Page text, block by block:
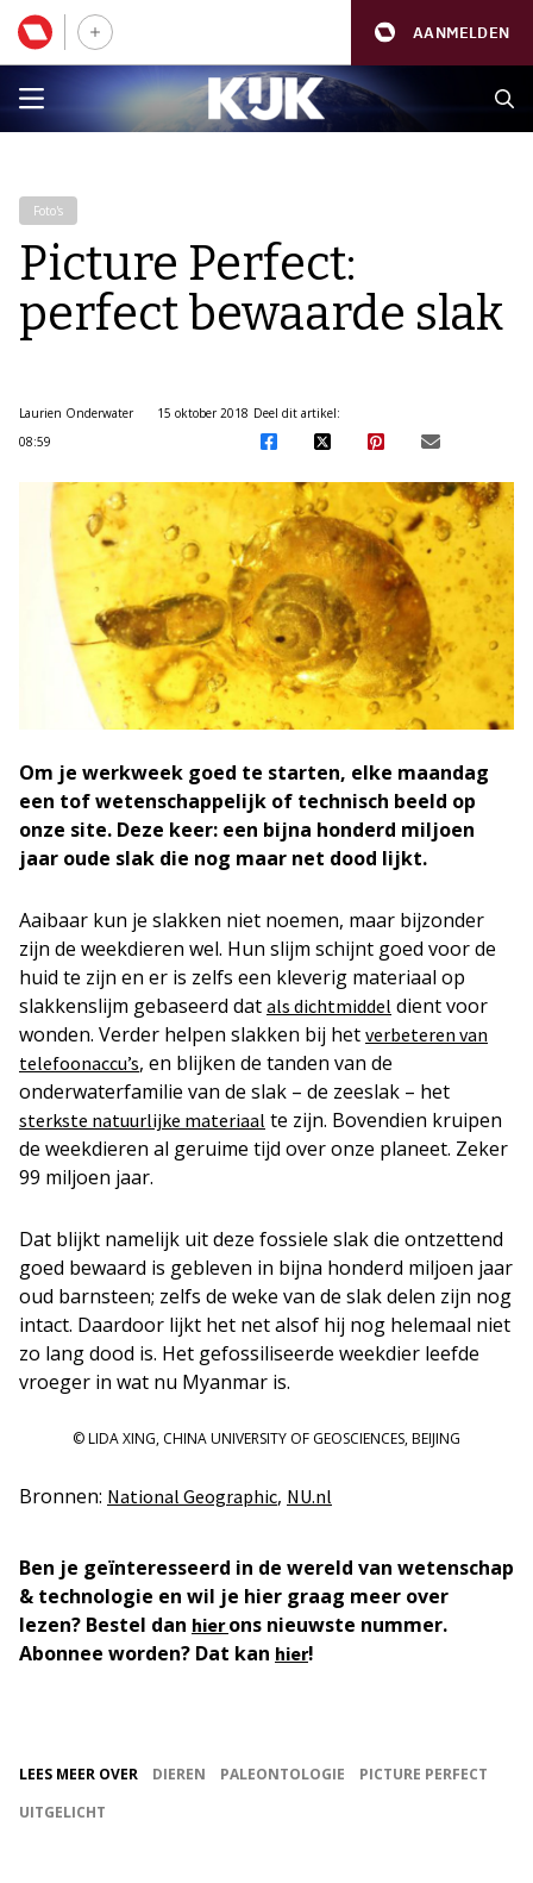
AANMELDEN
Foto's
Picture Perfect:
perfect bewaarde slak
Laurien Onderwater
15 oktober 2018
08:59
Deel dit artikel:
Om je werkweek goed te starten, elke maandag
een tof wetenschappelijk of technisch beeld op
onze site. Deze keer: een bijna honderd miljoen
jaar oude slak die nog maar net dood lijkt.
Aaibaar kun je slakken niet noemen, maar bijzonder
zijn de weekdieren wel. Hun slijm schijnt goed voor de
huid te zijn en er is zelfs een kleverig materiaal op
slakkenslijm gebaseerd dat als dichtmiddel dient voor
wonden. Verder helpen slakken bij het verbeteren van
telefoonaccu’s, en blijken de tanden van de
onderwaterfamilie van de slak – de zeeslak – het
sterkste natuurlijke materiaal te zijn. Bovendien kruipen
de weekdieren al geruime tijd over onze planeet. Zeker
99 miljoen jaar.
Dat blijkt namelijk uit deze fossiele slak die ontzettend
goed bewaard is gebleven in bijna honderd miljoen jaar
oud barnsteen; zelfs de weke van de slak delen zijn nog
intact. Daardoor lijkt het net alsof hij nog helemaal niet
zo lang dood is. Het gefossiliseerde weekdier leefde
vroeger in wat nu Myanmar is.
© LIDA XING, CHINA UNIVERSITY OF GEOSCIENCES, BEIJING
Bronnen: National Geographic, NU.nl
Ben je geïnteresseerd in de wereld van wetenschap
& technologie en wil je hier graag meer over
lezen? Bestel dan hierons nieuwste nummer.
Abonnee worden? Dat kan hier!
LEES MEER OVER DIEREN PALEONTOLOGIE
PICTURE PERFECT
UITGELICHT